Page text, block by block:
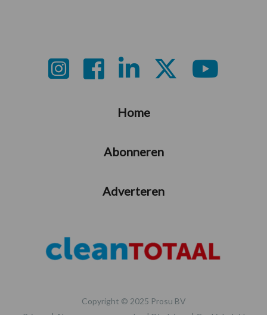
Home
Abonneren
Adverteren
Copyright © 2025 Prosu BV